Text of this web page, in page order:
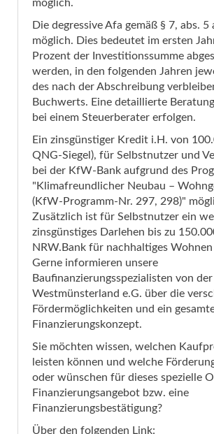
möglich.
Die degressive Afa gemäß § 7, abs. 5
möglich. Dies bedeutet im ersten
Prozent der Investitionssumme
werden, in den folgenden Jahren
des nach der Abschreibung
Buchwerts. Eine detaillierte
bei einem Steuerberater erfolgen.
Ein zinsgünstiger Kredit i.H. von
QNG-Siegel), für Selbstnutzer und
bei der KfW-Bank aufgrund des
"Klimafreundlicher Neubau –
(KfW-Programm-Nr. 297, 298)"
Zusätzlich ist für Selbstnutzer ein
zinsgünstiges Darlehen bis zu
NRW.Bank für nachhaltiges
Gerne informieren unsere
Baufinanzierungsspezialisten von
Westmünsterland e.G. über die
Fördermöglichkeiten und ein
Finanzierungskonzept.
Sie möchten wissen, welchen
leisten können und welche
oder wünschen für dieses spezielle
Finanzierungsangebot bzw. eine
Finanzierungsbestätigung?
Über den folgenden Link: